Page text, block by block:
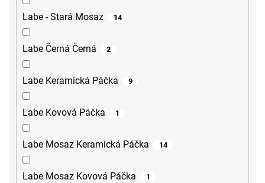
Labe - Stará Mosaz 14
Labe Černá Černá 2
Labe Keramická Páčka 9
Labe Kovová Páčka 1
Labe Mosaz Keramická Páčka 14
Labe Mosaz Kovová Páčka 1